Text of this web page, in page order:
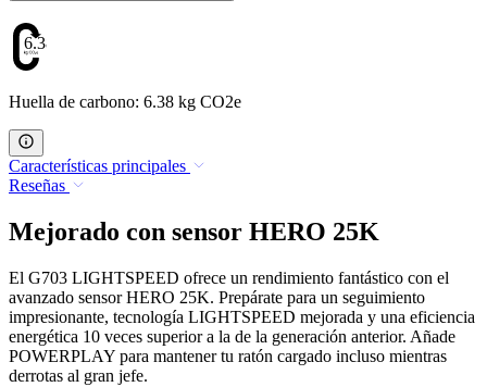
6.38
Huella de carbono: 6.38 kg CO2e
Características principales
Reseñas
Mejorado con sensor HERO 25K
El G703 LIGHTSPEED ofrece un rendimiento fantástico con el
avanzado sensor HERO 25K. Prepárate para un seguimiento
impresionante, tecnología LIGHTSPEED mejorada y una eficiencia
energética 10 veces superior a la de la generación anterior. Añade
POWERPLAY para mantener tu ratón cargado incluso mientras
derrotas al gran jefe.